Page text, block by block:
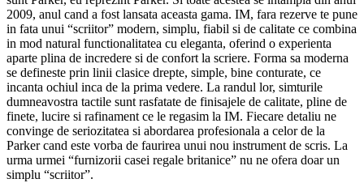
2009, anul cand a fost lansata aceasta gama. IM, fara rezerve te pune
in fata unui “scriitor” modern, simplu, fiabil si de calitate ce combina
in mod natural functionalitatea cu eleganta, oferind o experienta
aparte plina de incredere si de confort la scriere. Forma sa moderna
se defineste prin linii clasice drepte, simple, bine conturate, ce
incanta ochiul inca de la prima vedere. La randul lor, simturile
dumneavostra tactile sunt rasfatate de finisajele de calitate, pline de
finete, lucire si rafinament ce le regasim la IM. Fiecare detaliu ne
convinge de seriozitatea si abordarea profesionala a celor de la
Parker cand este vorba de faurirea unui nou instrument de scris. La
urma urmei “furnizorii casei regale britanice” nu ne ofera doar un
simplu “scriitor”.